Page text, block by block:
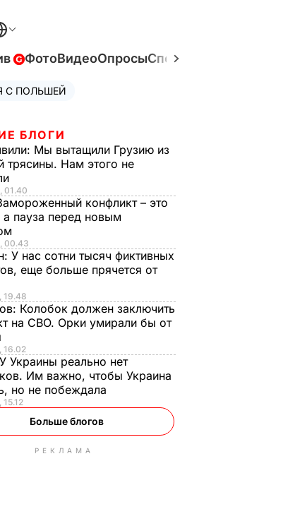
ФотоВидеоОпросыСпецпроекты
С ПОЛЬШЕЙ
БЛОГИ
Мы вытащили Грузию из
трясины. Нам этого не
01.40
конфликт – это
пауза перед новым
00.43
У нас сотни тысяч фиктивных
еще больше прячется от
19.48
Колобок должен заключить
на СВО. Орки умирали бы от
16.02
У Украины реально нет
Им важно, чтобы Украина
но не побеждала
15.12
Больше блогов
РЕКЛАМА